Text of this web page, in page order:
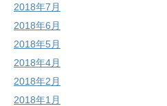
2018年7月
2018年6月
2018年5月
2018年4月
2018年2月
2018年1月